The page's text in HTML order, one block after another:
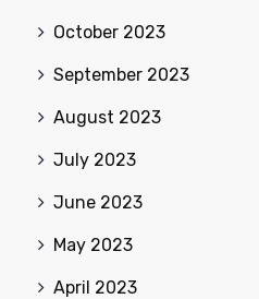
October 2023
September 2023
August 2023
July 2023
June 2023
May 2023
April 2023